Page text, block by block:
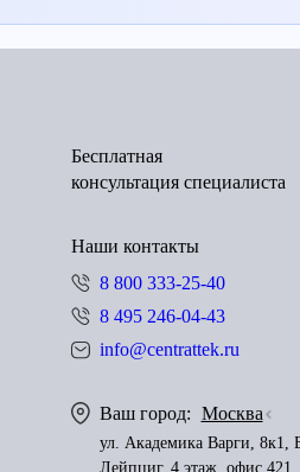
Бесплатная
консультация специалиста
Наши контакты
8 800 333-25-40
8 495 246-04-43
info@centrattek.ru
Ваш город: Москва
ул. Академика Варги, 8к1,
Лейпциг, 4 этаж, офис 421